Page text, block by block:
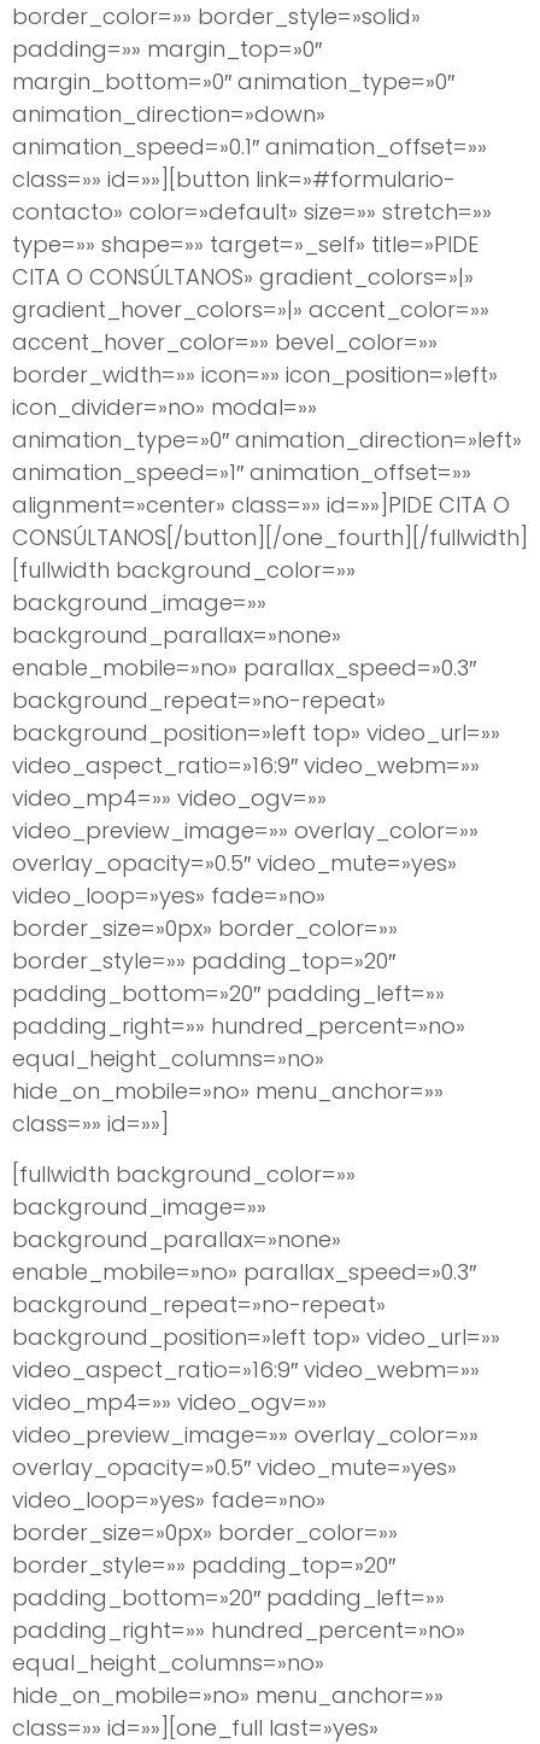
border_color=»» border_style=»solid»
padding=»» margin_top=»0″
margin_bottom=»0″ animation_type=»0″
animation_direction=»down»
animation_speed=»0.1″ animation_offset=»»
class=»» id=»»][button link=»#formulario-
contacto» color=»default» size=»» stretch=»»
type=»» shape=»» target=»_self» title=»PIDE
CITA O CONSÚLTANOS» gradient_colors=»|»
gradient_hover_colors=»|» accent_color=»»
accent_hover_color=»» bevel_color=»»
border_width=»» icon=»» icon_position=»left»
icon_divider=»no» modal=»»
animation_type=»0″ animation_direction=»left»
animation_speed=»1″ animation_offset=»»
alignment=»center» class=»» id=»»]PIDE CITA O
CONSÚLTANOS[/button][/one_fourth][/fullwidth]
[fullwidth background_color=»»
background_image=»»
background_parallax=»none»
enable_mobile=»no» parallax_speed=»0.3″
background_repeat=»no-repeat»
background_position=»left top» video_url=»»
video_aspect_ratio=»16:9″ video_webm=»»
video_mp4=»» video_ogv=»»
video_preview_image=»» overlay_color=»»
overlay_opacity=»0.5″ video_mute=»yes»
video_loop=»yes» fade=»no»
border_size=»0px» border_color=»»
border_style=»» padding_top=»20″
padding_bottom=»20″ padding_left=»»
padding_right=»» hundred_percent=»no»
equal_height_columns=»no»
hide_on_mobile=»no» menu_anchor=»»
class=»» id=»»]
[fullwidth background_color=»»
background_image=»»
background_parallax=»none»
enable_mobile=»no» parallax_speed=»0.3″
background_repeat=»no-repeat»
background_position=»left top» video_url=»»
video_aspect_ratio=»16:9″ video_webm=»»
video_mp4=»» video_ogv=»»
video_preview_image=»» overlay_color=»»
overlay_opacity=»0.5″ video_mute=»yes»
video_loop=»yes» fade=»no»
border_size=»0px» border_color=»»
border_style=»» padding_top=»20″
padding_bottom=»20″ padding_left=»»
padding_right=»» hundred_percent=»no»
equal_height_columns=»no»
hide_on_mobile=»no» menu_anchor=»»
class=»» id=»»][one_full last=»yes»